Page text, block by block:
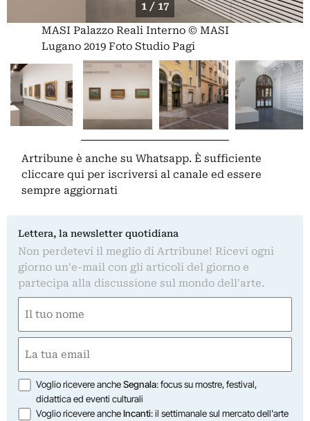
1 / 17
MASI Palazzo Reali Interno © MASI
Lugano 2019 Foto Studio Pagi
Artribune è anche su Whatsapp. È sufficiente
cliccare qui per iscriversi al canale ed essere
sempre aggiornati
Lettera, la newsletter quotidiana
Non perdetevi il meglio di Artribune! Ricevi ogni
giorno un'e-mail con gli articoli del giorno e
partecipa alla discussione sul mondo dell'arte.
(Obbligatorio)
Nome
(Obbligatorio)
Opzioni
Voglio ricevere ancheSegnala: focus su mostre, festival,
didattica ed eventi culturali
Voglio ricevere ancheIncanti: il settimanale sul mercato dell'arte